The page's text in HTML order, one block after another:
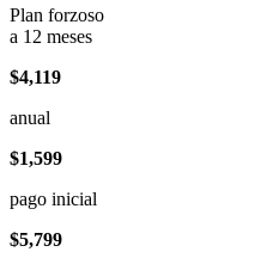
Plan forzoso
a 12 meses
$4,119
anual
$1,599
pago inicial
$5,799